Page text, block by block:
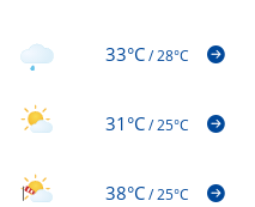
33°C/28°C
31°C/25°C
38°C/25°C